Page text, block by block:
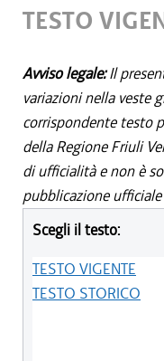
TESTO
Avviso legale:Il
variazioni nella veste
corrispondente testo
della Regione Friuli
di ufficialità e non è
pubblicazione
Scegli il testo:
TESTO VIGENTE
TESTO STORICO